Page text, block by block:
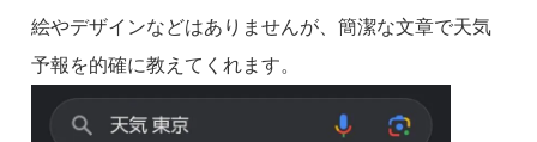
絵やデザインなどはありませんが、簡潔な文章で天気
予報を的確に教えてくれます。